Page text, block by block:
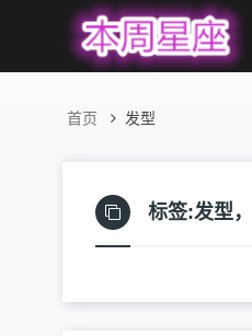
首页 发型
标签:发型，